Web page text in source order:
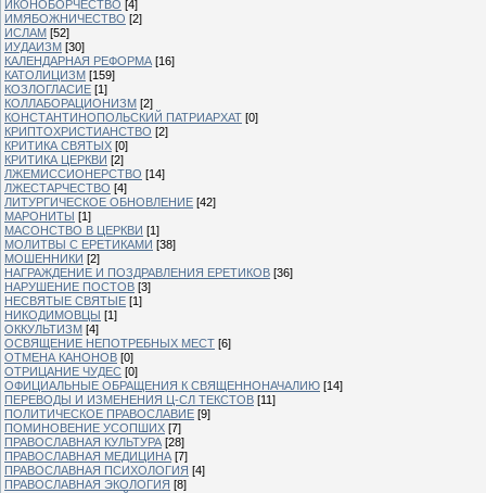
ИКОНОБОРЧЕСТВО [4]
ИМЯБОЖНИЧЕСТВО [2]
ИСЛАМ [52]
ИУДАИЗМ [30]
КАЛЕНДАРНАЯ РЕФОРМА [16]
КАТОЛИЦИЗМ [159]
КОЗЛОГЛАСИЕ [1]
КОЛЛАБОРАЦИОНИЗМ [2]
КОНСТАНТИНОПОЛЬСКИЙ ПАТРИАРХАТ [0]
КРИПТОХРИСТИАНСТВО [2]
КРИТИКА СВЯТЫХ [0]
КРИТИКА ЦЕРКВИ [2]
ЛЖЕМИССИОНЕРСТВО [14]
ЛЖЕСТАРЧЕСТВО [4]
ЛИТУРГИЧЕСКОЕ ОБНОВЛЕНИЕ [42]
МАРОНИТЫ [1]
МАСОНСТВО В ЦЕРКВИ [1]
МОЛИТВЫ С ЕРЕТИКАМИ [38]
МОШЕННИКИ [2]
НАГРАЖДЕНИЕ И ПОЗДРАВЛЕНИЯ ЕРЕТИКОВ [36]
НАРУШЕНИЕ ПОСТОВ [3]
НЕСВЯТЫЕ СВЯТЫЕ [1]
НИКОДИМОВЦЫ [1]
ОККУЛЬТИЗМ [4]
ОСВЯЩЕНИЕ НЕПОТРЕБНЫХ МЕСТ [6]
ОТМЕНА КАНОНОВ [0]
ОТРИЦАНИЕ ЧУДЕС [0]
ОФИЦИАЛЬНЫЕ ОБРАЩЕНИЯ К СВЯЩЕННОНАЧАЛИЮ [14]
ПЕРЕВОДЫ И ИЗМЕНЕНИЯ Ц-СЛ ТЕКСТОВ [11]
ПОЛИТИЧЕСКОЕ ПРАВОСЛАВИЕ [9]
ПОМИНОВЕНИЕ УСОПШИХ [7]
ПРАВОСЛАВНАЯ КУЛЬТУРА [28]
ПРАВОСЛАВНАЯ МЕДИЦИНА [7]
ПРАВОСЛАВНАЯ ПСИХОЛОГИЯ [4]
ПРАВОСЛАВНАЯ ЭКОЛОГИЯ [8]